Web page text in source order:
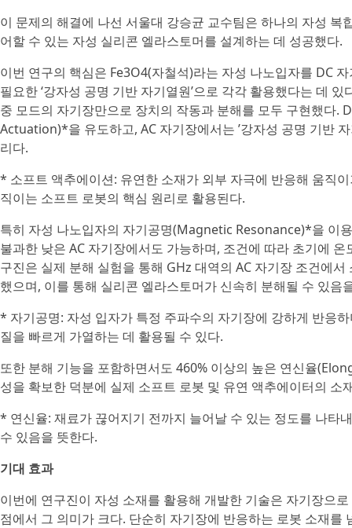
이 문제의 해결에 나선 서울대 강승균 교수팀은 하나의 자성
어할 수 있는 자성 실리콘 엘라스토머를 설계하는 데 성공했다.
이번 연구의 핵심은 Fe3O4(자철석)라는 자성 나노입자를 DC
필요한 ‘강자성 공명 기반 자기열원’으로 각각 활용했다는 데
중 모드의 자기장만으로 장치의 작동과 분해를 모두 구현했다.
Actuation)*을 유도하고, AC 자기장에서는 ’강자성 공명 기반
리다.
* 소프트 액추에이션: 유연한 소재가 외부 자극에 반응해 움직
직이는 소프트 로봇의 핵심 원리로 활용된다.
특히 자성 나노입자의 자기공명(Magnetic Resonance)*을 이
불과한 낮은 AC 자기장에서도 가능하며, 조건에 따라 초기에
구진은 실제 분해 실험을 통해 GHz 대역의 AC 자기장 조건에
했으며, 이를 통해 실리콘 엘라스토머가 신속히 분해될 수 있음
* 자기공명: 자성 입자가 특정 주파수의 자기장에 강하게 반응
질을 빠르게 가열하는 데 활용될 수 있다.
또한 분해 기능을 포함하면서도 460% 이상의 높은 연신율
성을 확보한 덕분에 실제 소프트 로봇 및 유연 액추에이터의 소
* 연신율: 재료가 끊어지기 전까지 늘어날 수 있는 정도를 나타
수 있음을 뜻한다.
기대 효과
이번에 연구진이 자성 소재를 활용해 개발한 기술은 자기장으
점에서 그 의미가 크다. 단순히 자기장에 반응하는 로봇 소재